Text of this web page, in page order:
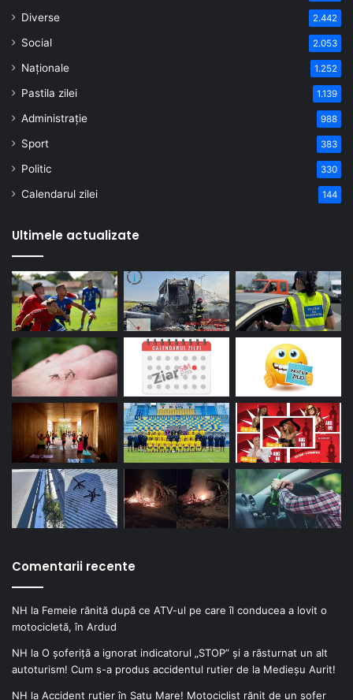
Diverse 2.442
Social 2.053
Naționale 1.252
Pastila zilei 1.139
Administrație 988
Sport 383
Politic 330
Calendarul zilei 144
Ultimele actualizate
Comentarii recente
NH la Femeie rănită după ce ATV-ul pe care îl conducea a lovit o
motocicletă, în Ardud
NH la O șoferiță a ignorat indicatorul „STOP” și a răsturnat un alt
autoturism! Cum s-a produs accidentul rutier de la Medieșu Aurit!
NH la Accident rutier în Satu Mare! Motociclist rănit de un șofer